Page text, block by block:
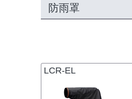
防雨罩
LCR-EL